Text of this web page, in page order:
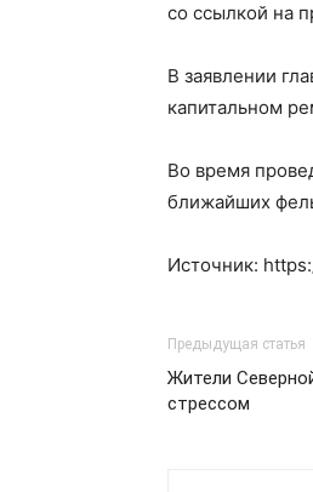
со ссылкой на
В заявлении
капитальном
Во время
ближайших
Источник:
Предыдущая статья
Жители
стрессом